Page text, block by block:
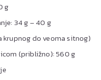
g
34 g – 40 g
krupnog do veoma sitnog)
(približno): 560 g